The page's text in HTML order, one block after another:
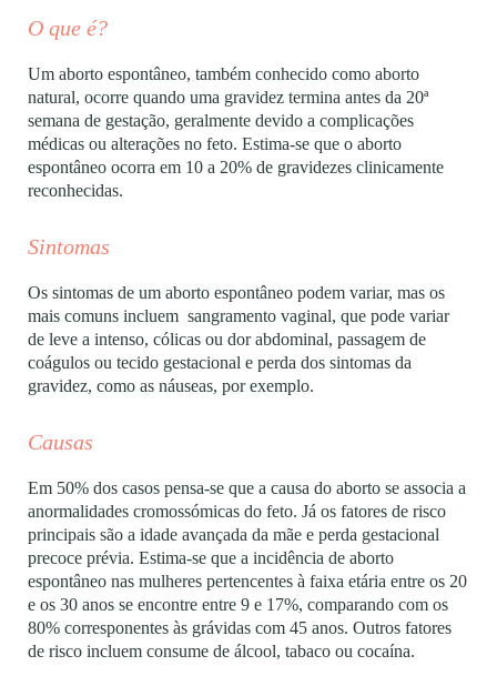
O que é?
Um aborto espontâneo, também conhecido como aborto
natural, ocorre quando uma gravidez termina antes da 20ª
semana de gestação, geralmente devido a complicações
médicas ou alterações no feto. Estima-se que o aborto
espontâneo ocorra em 10 a 20% de gravidezes clinicamente
reconhecidas.
Sintomas
Os sintomas de um aborto espontâneo podem variar, mas os
mais comuns incluem sangramento vaginal, que pode variar
de leve a intenso, cólicas ou dor abdominal, passagem de
coágulos ou tecido gestacional e perda dos sintomas da
gravidez, como as náuseas, por exemplo.
Causas
Em 50% dos casos pensa-se que a causa do aborto se associa a
anormalidades cromossómicas do feto. Já os fatores de risco
principais são a idade avançada da mãe e perda gestacional
precoce prévia. Estima-se que a incidência de aborto
espontâneo nas mulheres pertencentes à faixa etária entre os 20
e os 30 anos se encontre entre 9 e 17%, comparando com os
80% corresponentes às grávidas com 45 anos. Outros fatores
de risco incluem consume de álcool, tabaco ou cocaína.